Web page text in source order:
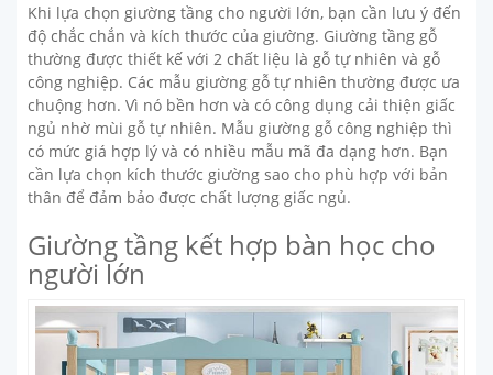
Khi lựa chọn giường tầng cho người lớn, bạn cần lưu ý đến
độ chắc chắn và kích thước của giường. Giường tầng gỗ
thường được thiết kế với 2 chất liệu là gỗ tự nhiên và gỗ
công nghiệp. Các mẫu giường gỗ tự nhiên thường được ưa
chuộng hơn. Vì nó bền hơn và có công dụng cải thiện giấc
ngủ nhờ mùi gỗ tự nhiên. Mẫu giường gỗ công nghiệp thì
có mức giá hợp lý và có nhiều mẫu mã đa dạng hơn. Bạn
cần lựa chọn kích thước giường sao cho phù hợp với bản
thân để đảm bảo được chất lượng giấc ngủ.
Giường tầng kết hợp bàn học cho
người lớn